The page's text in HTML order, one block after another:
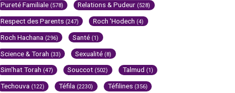
Pureté Familiale (578) Relations & Pudeur (528)
Respect des Parents (247) Roch 'Hodech (4)
Roch Hachana (296) Santé (1)
Science & Torah (33) Sexualité (8)
Sim'hat Torah (47) Souccot (502) Talmud (1)
Techouva (122) Téfila (2230) Téfilines (356)